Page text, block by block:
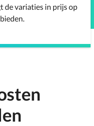
de variaties in prijs op